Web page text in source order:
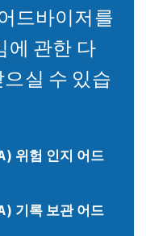
드바이저를
에 관한 다
실 수 있습
위험 인지 어드
기록 보관 어드